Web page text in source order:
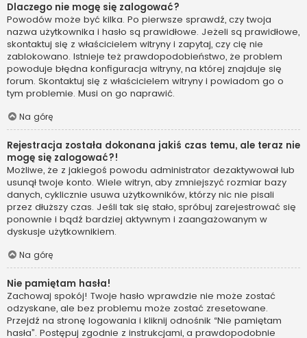
Dlaczego nie mogę się zalogować?
Powodów może być kilka. Po pierwsze sprawdź, czy twoja
nazwa użytkownika i hasło są prawidłowe. Jeżeli są prawidłowe,
skontaktuj się z właścicielem witryny i zapytaj, czy cię nie
zablokowano. Istnieje też prawdopodobieństwo, że problem
powoduje błędna konfiguracja witryny, na której znajduje się
forum. Skontaktuj się z właścicielem witryny i powiadom go o
tym problemie. Musi on go naprawić.
Na górę
Rejestracja została dokonana jakiś czas temu, ale teraz nie
mogę się zalogować?!
Możliwe, że z jakiegoś powodu administrator dezaktywował lub
usunął twoje konto. Wiele witryn, aby zmniejszyć rozmiar bazy
danych, cyklicznie usuwa użytkowników, którzy nic nie pisali
przez dłuższy czas. Jeśli tak się stało, spróbuj zarejestrować się
ponownie i bądź bardziej aktywnym i zaangażowanym w
dyskusje użytkownikiem.
Na górę
Nie pamiętam hasła!
Zachowaj spokój! Twoje hasło wprawdzie nie może zostać
odzyskane, ale bez problemu może zostać zresetowane.
Przejdź na stronę logowania i kliknij odnośnik “Nie pamiętam
hasła”. Postępuj zgodnie z instrukcjami, a prawdopodobnie